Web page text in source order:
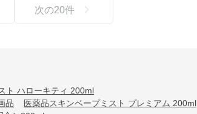
次の20件
ト ハローキティ 200ml
品
医薬品スキンベープミスト プレミアム 200ml